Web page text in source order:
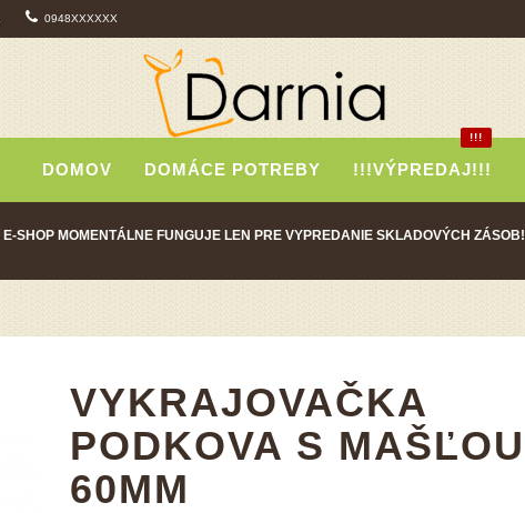
0948XXXXXX
DOMOV DOMÁCE POTREBY
!!!
!!!VÝPREDAJ!!!
E-SHOP MOMENTÁLNE FUNGUJE LEN PRE VYPREDANIE SKLADOVÝCH ZÁSOB!
VYKRAJOVAČKA
PODKOVA S MAŠĽOU
60MM